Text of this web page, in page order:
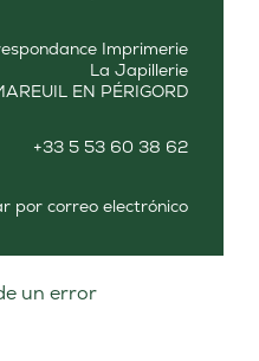
Imprimerie
La Japillerie
EN PÉRIGORD
+33 5 53 60 38 62
por correo electrónico
un error